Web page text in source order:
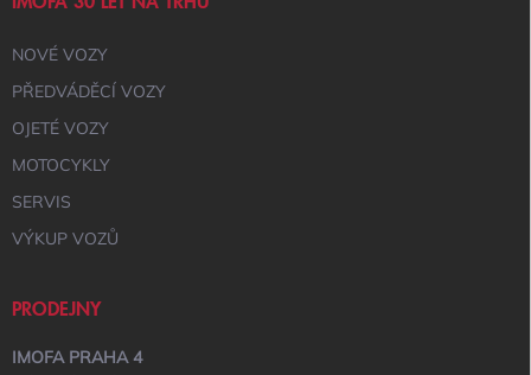
NOVÉ VOZY
PŘEDVÁDĚCÍ VOZY
OJETÉ VOZY
MOTOCYKLY
SERVIS
VÝKUP VOZŮ
PRODEJNY
IMOFA PRAHA 4